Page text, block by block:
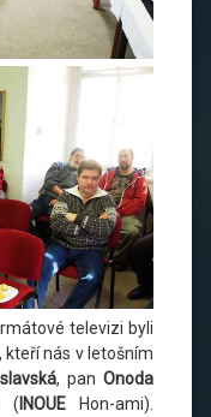
televizi byli
nás v letošním
, pan Onoda
(INOUEHon-ami).